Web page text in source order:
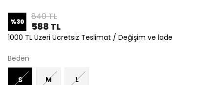
%30 840 TL
588 TL
1000 TL Üzeri Ücretsiz Teslimat / Değişim ve İade
Beden
S M L